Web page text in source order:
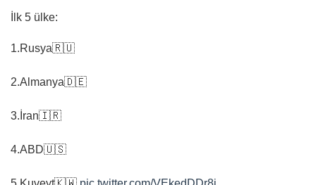
İlk 5 ülke:
1.Rusya🇷🇺
2.Almanya🇩🇪
3.İran🇮🇷
4.ABD🇺🇸